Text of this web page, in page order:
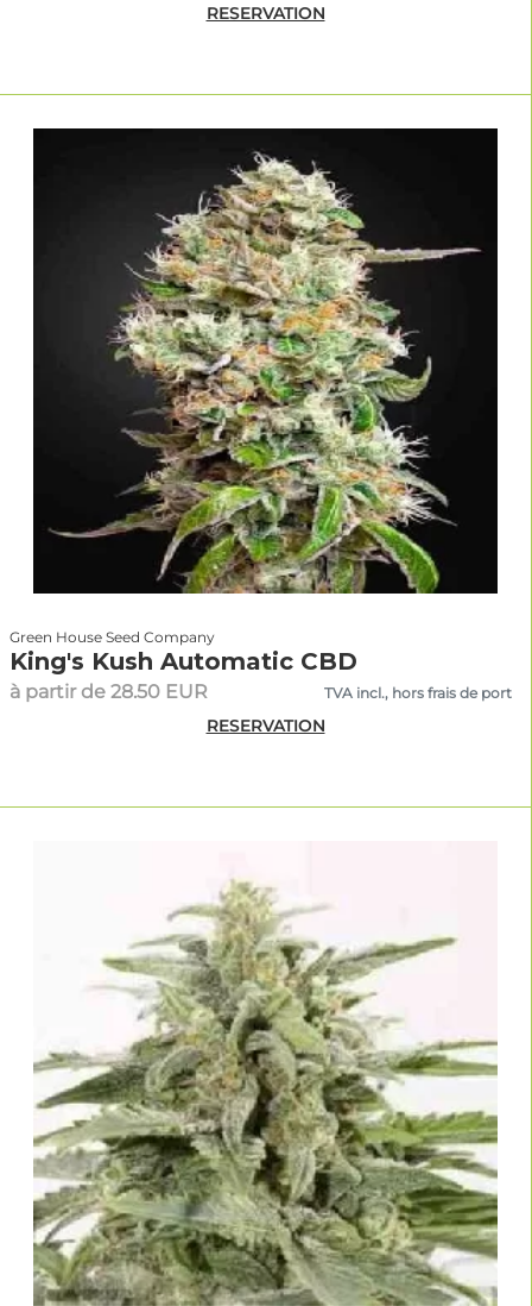
RESERVATION
Green House Seed Company
King's Kush Automatic CBD
à partir de 28.50 EUR TVA incl., hors frais de port
RESERVATION